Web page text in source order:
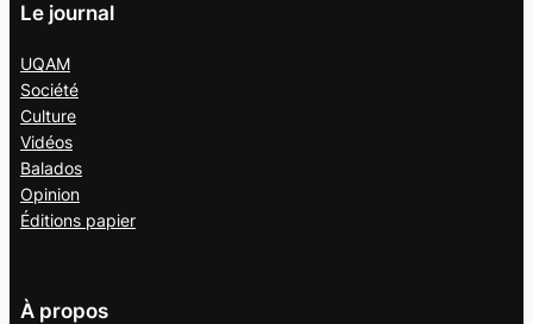
Le journal
UQAM
Société
Culture
Vidéos
Balados
Opinion
Éditions papier
À propos